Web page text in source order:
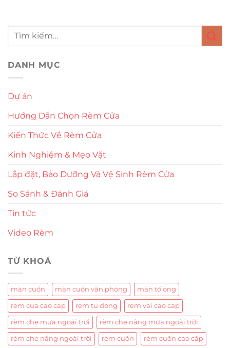
DANH MỤC
Dự án
Hướng Dẫn Chọn Rèm Cửa
Kiến Thức Về Rèm Cửa
Kinh Nghiệm & Mẹo Vặt
Lắp đặt, Bảo Dưỡng Và Vệ Sinh Rèm Cửa
So Sánh & Đánh Giá
Tin tức
Video Rèm
TỪ KHOÁ
màn cuốn màn cuốn văn phòng màn tổ ong
rem cua cao cap rem tu dong rem vai cao cap
rèm che mưa ngoài trời rèm che nắng mưa ngoài trời
rèm che nắng ngoài trời rèm cuốn rèm cuốn cao cấp